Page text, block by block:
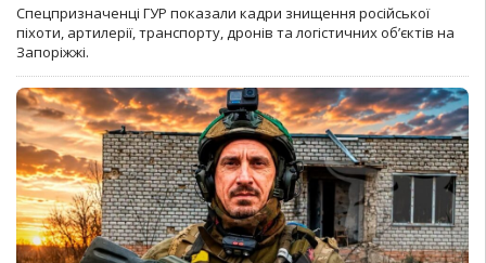
Спецпризначенці ГУР показали кадри знищення російської
піхоти, артилерії, транспорту, дронів та логістичних об’єктів на
Запоріжжі.